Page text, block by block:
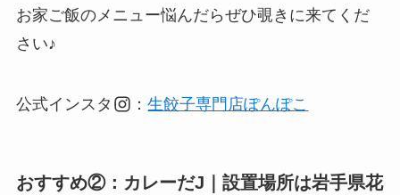
お家ご飯のメニュー悩んだらぜひ覗きに来てくだ
さい♪
公式インスタ ：生餃子専門店ぽんぽこ
おすすめ②：カレーだJ｜設置場所は岩手県花